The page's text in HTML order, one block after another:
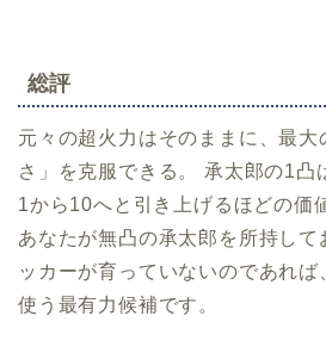
総評
元々の超火力はそのままに、最大
さ」を克服できる。 承太郎の1凸
1から10へと引き上げるほどの価
あなたが無凸の承太郎を所持して
ッカーが育っていないのであれば
使う最有力候補です。